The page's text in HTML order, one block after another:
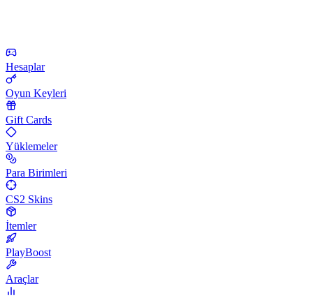
Hesaplar
Oyun Keyleri
Gift Cards
Yüklemeler
Para Birimleri
CS2 Skins
İtemler
PlayBoost
Araçlar